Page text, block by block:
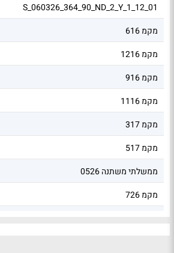
S_060326_364_90_ND_2_Y_1_12_01
מקמ 616
מקמ 1216
מקמ 916
מקמ 1116
מקמ 317
מקמ 517
ממשלתי משתנה 0526
מקמ 726